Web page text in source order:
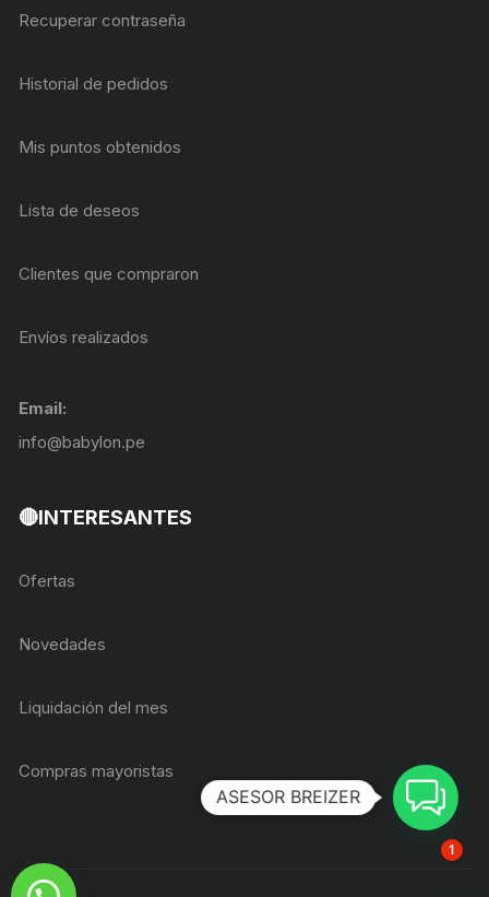
Recuperar contraseña
Historial de pedidos
Mis puntos obtenidos
Lista de deseos
Clientes que compraron
Envíos realizados
Email:
info@babylon.pe
🔴INTERESANTES
Ofertas
Novedades
Liquidación del mes
Compras mayoristas
ASESOR BREIZER
1